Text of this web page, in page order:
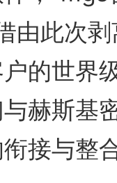
由此次
的世界
赫斯基
接与整